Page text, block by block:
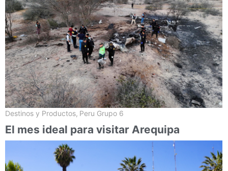
Destinos y Productos, Peru Grupo 6
El mes ideal para visitar Arequipa